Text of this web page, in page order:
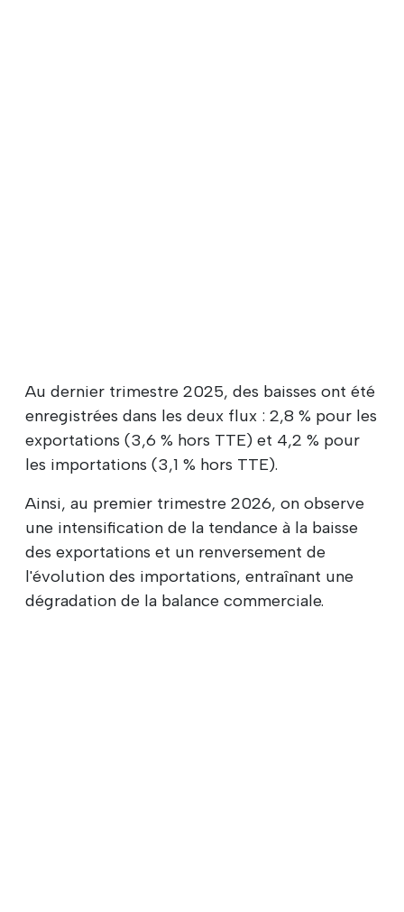
Au dernier trimestre 2025, des baisses ont été
enregistrées dans les deux flux : 2,8 % pour les
exportations (3,6 % hors TTE) et 4,2 % pour
les importations (3,1 % hors TTE).
Ainsi, au premier trimestre 2026, on observe
une intensification de la tendance à la baisse
des exportations et un renversement de
l'évolution des importations, entraînant une
dégradation de la balance commerciale.